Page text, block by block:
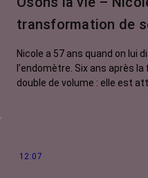
transformation de
Nicole a 57 ans quand on lui
l’endomètre. Six ans après
double de volume : elle est
dans le domaine. Des
12:07